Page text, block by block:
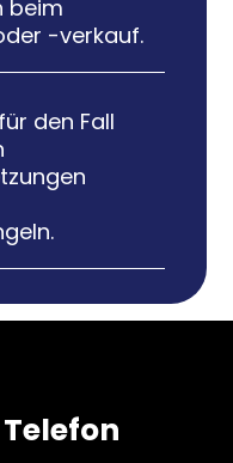
beim
-verkauf.
den Fall